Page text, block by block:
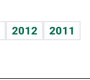
2012
2011